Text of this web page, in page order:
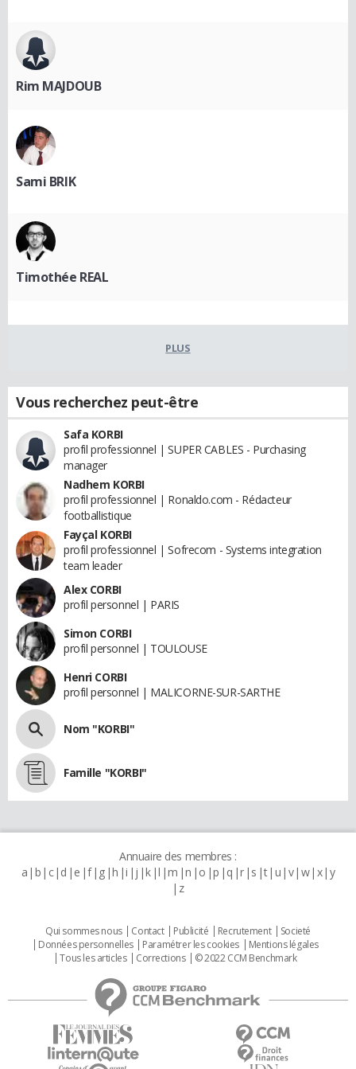
Rim MAJDOUB
Sami BRIK
Timothée REAL
PLUS
Vous recherchez peut-être
Safa KORBI
profil professionnel | SUPER CABLES - Purchasing
manager
Nadhem KORBI
profil professionnel | Ronaldo.com - Rédacteur
footballistique
Fayçal KORBI
profil professionnel | Sofrecom - Systems integration
team leader
Alex CORBI
profil personnel | PARIS
Simon CORBI
profil personnel | TOULOUSE
Henri CORBI
profil personnel | MALICORNE-SUR-SARTHE
Nom "KORBI"
Famille "KORBI"
Annuaire des membres :
a b c d e f g h i j k l m n o p q r s t u v w x y
z
Qui sommes nous Contact Publicité Recrutement
Societé
Données personnelles
Paramétrer les cookies
Mentions légales
Tous les articles
Corrections © 2022 CCM Benchmark